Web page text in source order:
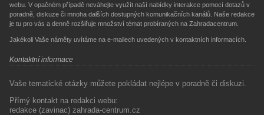
webu. V opačném případě neváhejte využít naší nabídky interakce pomocí dotazů v
poradně, diskuze či mnoha dalších dostupných komunikačních kanálů. Naše redakce
je tu pro vás a denně rozšiřuje množství témat probíraných na Zahradacentrum.
Jakékoli Vaše náměty uvítáme na e-mailech uvedených v kontaktních informacích.
Kontaktní informace
Vaše tematické otázky můžete pokládat nejlépe v poradně či diskuzi.
Přímý kontakt na redakci webu:
redakce (zavinac) zahrada-centrum.cz